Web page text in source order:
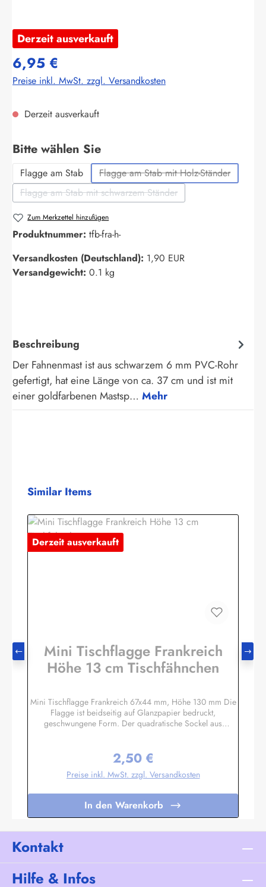
Derzeit ausverkauft
6,95 €
Preise inkl. MwSt. zzgl. Versandkosten
Derzeit ausverkauft
Bitte wählen Sieauswählen
Flagge am Stab Flagge am Stab mit Holz-Ständer
(Diese Option ist zurzeit
Flagge am Stab mit schwarzem Ständer
(Diese Option ist zurzeit nicht verfügbar.)
Zum Merkzettel hinzufügen
Produktnummer: tfb-fra-h-
Versandkosten (Deutschland): 1,90 EUR
Versandgewicht: 0.1 kg
Beschreibung
Der Fahnenmast ist aus schwarzem 6 mm PVC-Rohr
gefertigt, hat eine Länge von ca. 37 cm und ist mit
einer goldfarbenen Mastsp… Mehr
Produktgalerie überspringen
Similar Items
Derzeit ausverkauft
Mini Tischflagge Frankreich
Höhe 13 cm Tischfähnchen
Mini Tischflagge Frankreich 67x44 mm, Höhe 130 mm Die
Flagge ist beidseitig auf Glanzpapier bedruckt,
geschwungene Form. Der quadratische Sockel aus
wird. Auf den 4 schrägen Flächen können Sie bei Bedarf
kleine Schildchen anbringen. Somit eignet sich diese
Tischflagge auch hervorragend als Werbegeschenk oder
lieferbar. Unser Standardprogramm umfasst alle Nationen,
deutsche und österreichische Bundesländer, Regionen und
Sondermotive wie Regenbogen, Pirat
etc.Sonderanfertigungen nach Ihren Vorgaben sind bereits
in Kleinstauflagen ab 20 Stück pro Motiv möglich,
Regulärer Preis:
2,50 €
Preise inkl. MwSt. zzgl. Versandkosten
In den Warenkorb
Kontakt
Hilfe & Infos